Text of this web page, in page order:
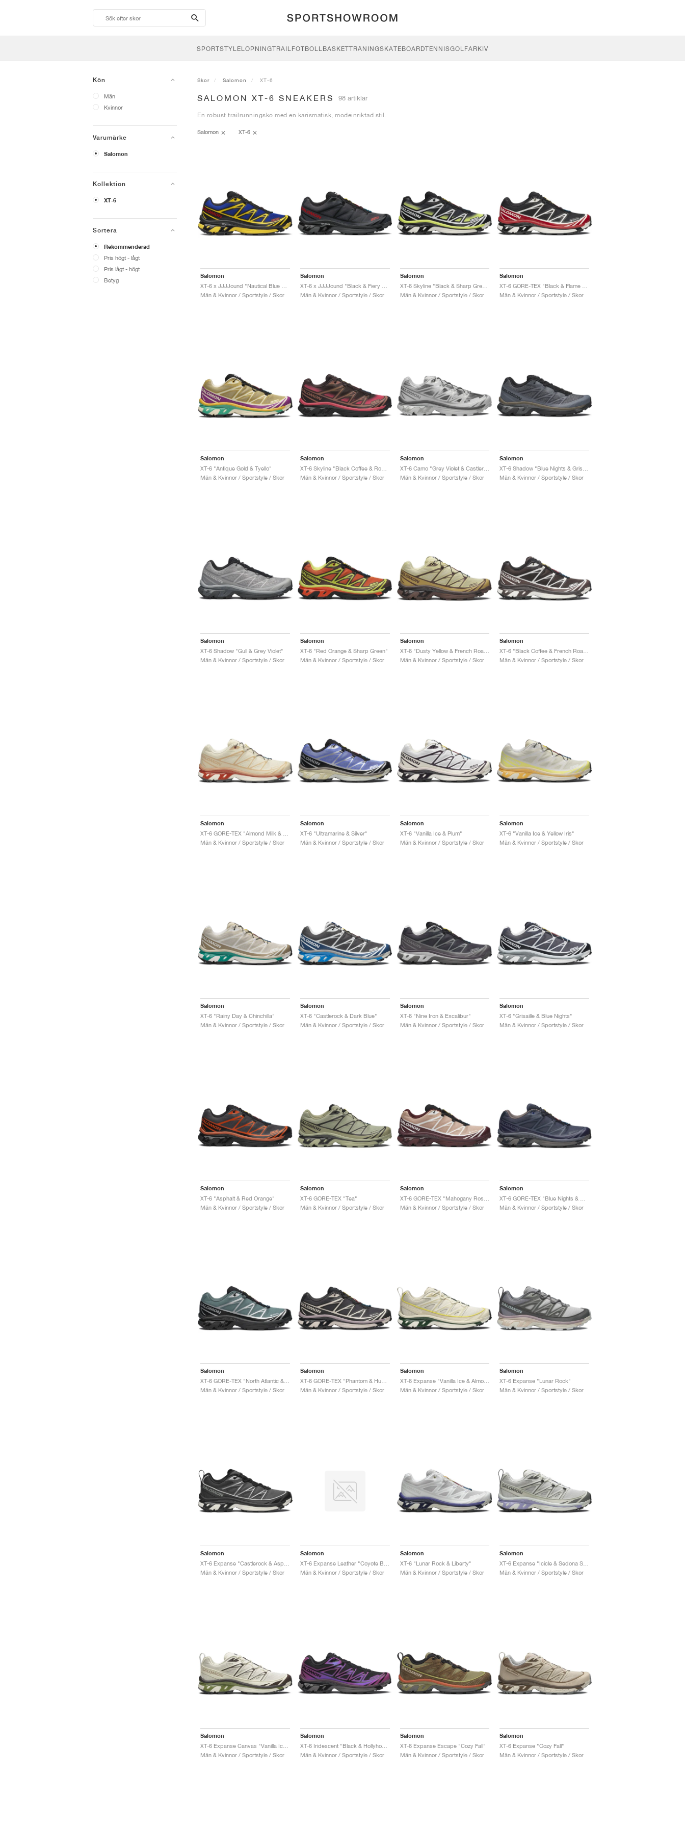
search-
btn
SPORTSTYLELÖPNINGTRAILFOTBOLLBASKETTRÄNINGSKATEBOARDTENNISGOLFARKIV
Kön
Män
Kvinnor
Varumärke
Salomon
Kollektion
XT-6
Sortera
Rekommenderad
Pris högt - lågt
Pris lågt - högt
Betyg
Skor Salomon XT-6
SALOMON XT-6 SNEAKERS 98 artiklar
En robust trailrunningsko med en karismatisk, modeinriktad stil.
Salomon XT-6
Salomon
Män & Kvinnor / Sportstyle / Skor
Salomon
Män & Kvinnor / Sportstyle / Skor
Salomon
XT-6 Skyline "Black & Sharp Green"
Män & Kvinnor / Sportstyle / Skor
Salomon
Män & Kvinnor / Sportstyle / Skor
Salomon
XT-6 "Antique Gold & Tyello"
Män & Kvinnor / Sportstyle / Skor
Salomon
XT-6 Skyline "Black Coffee & Rouge Red"
Män & Kvinnor / Sportstyle / Skor
Salomon
XT-6 Camo "Grey Violet & Castlerock "
Män & Kvinnor / Sportstyle / Skor
Salomon
Män & Kvinnor / Sportstyle / Skor
Salomon
XT-6 Shadow "Gull & Grey Violet"
Män & Kvinnor / Sportstyle / Skor
Salomon
XT-6 "Red Orange & Sharp Green"
Män & Kvinnor / Sportstyle / Skor
Salomon
Män & Kvinnor / Sportstyle / Skor
Salomon
Män & Kvinnor / Sportstyle / Skor
Salomon
Män & Kvinnor / Sportstyle / Skor
Salomon
XT-6 "Ultramarine & Silver"
Män & Kvinnor / Sportstyle / Skor
Salomon
XT-6 "Vanilla Ice & Plum"
Män & Kvinnor / Sportstyle / Skor
Salomon
XT-6 "Vanilla Ice & Yellow Iris"
Män & Kvinnor / Sportstyle / Skor
Salomon
XT-6 "Rainy Day & Chinchilla"
Män & Kvinnor / Sportstyle / Skor
Salomon
XT-6 "Castlerock & Dark Blue"
Män & Kvinnor / Sportstyle / Skor
Salomon
XT-6 "Nine Iron & Excalibur"
Män & Kvinnor / Sportstyle / Skor
Salomon
XT-6 "Grisaille & Blue Nights"
Män & Kvinnor / Sportstyle / Skor
Salomon
XT-6 "Asphalt & Red Orange"
Män & Kvinnor / Sportstyle / Skor
Salomon
XT-6 GORE-TEX "Tea"
Män & Kvinnor / Sportstyle / Skor
Salomon
Män & Kvinnor / Sportstyle / Skor
Salomon
Män & Kvinnor / Sportstyle / Skor
Salomon
Män & Kvinnor / Sportstyle / Skor
Salomon
XT-6 GORE-TEX "Phantom & Hushed Violet"
Män & Kvinnor / Sportstyle / Skor
Salomon
XT-6 Expanse "Vanilla Ice & Almond Milk"
Män & Kvinnor / Sportstyle / Skor
Salomon
XT-6 Expanse "Lunar Rock"
Män & Kvinnor / Sportstyle / Skor
Salomon
Män & Kvinnor / Sportstyle / Skor
Salomon
Män & Kvinnor / Sportstyle / Skor
Salomon
XT-6 "Lunar Rock & Liberty"
Män & Kvinnor / Sportstyle / Skor
Salomon
Män & Kvinnor / Sportstyle / Skor
Salomon
Män & Kvinnor / Sportstyle / Skor
Salomon
XT-6 Iridescent "Black & Hollyhock"
Män & Kvinnor / Sportstyle / Skor
Salomon
XT-6 Expanse Escape "Cozy Fall"
Män & Kvinnor / Sportstyle / Skor
Salomon
XT-6 Expanse "Cozy Fall"
Män & Kvinnor / Sportstyle / Skor